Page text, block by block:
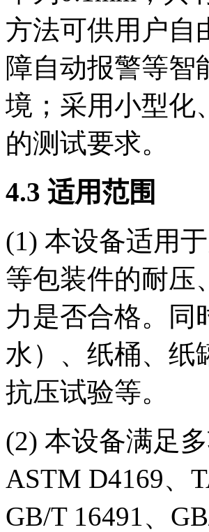
方法可供用户自
障自动报警等智
境；采用小型化
的测试要求。
4.3 适用范围
(1) 本设备适用
等包装件的耐压
力是否合格。同
水）、纸桶、纸
抗压试验等。
(2) 本设备满足
ASTM D4169、
GB/T 16491、